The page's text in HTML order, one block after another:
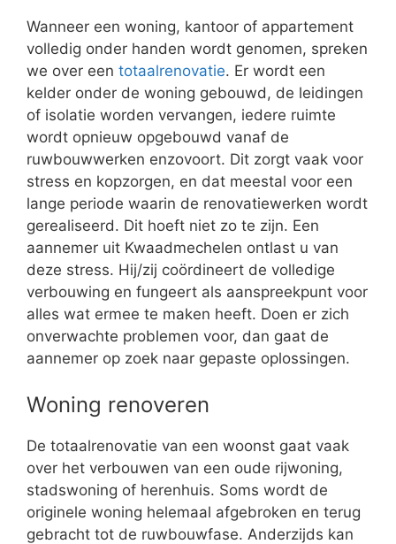
Wanneer een woning, kantoor of appartement
volledig onder handen wordt genomen, spreken
we over een totaalrenovatie. Er wordt een
kelder onder de woning gebouwd, de leidingen
of isolatie worden vervangen, iedere ruimte
wordt opnieuw opgebouwd vanaf de
ruwbouwwerken enzovoort. Dit zorgt vaak voor
stress en kopzorgen, en dat meestal voor een
lange periode waarin de renovatiewerken wordt
gerealiseerd. Dit hoeft niet zo te zijn. Een
aannemer uit Kwaadmechelen ontlast u van
deze stress. Hij/zij coördineert de volledige
verbouwing en fungeert als aanspreekpunt voor
alles wat ermee te maken heeft. Doen er zich
onverwachte problemen voor, dan gaat de
aannemer op zoek naar gepaste oplossingen.
Woning renoveren
De totaalrenovatie van een woonst gaat vaak
over het verbouwen van een oude rijwoning,
stadswoning of herenhuis. Soms wordt de
originele woning helemaal afgebroken en terug
gebracht tot de ruwbouwfase. Anderzijds kan